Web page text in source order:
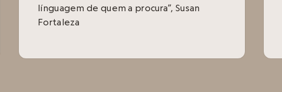
línguagem de quem a procura”, Susan
Fortaleza